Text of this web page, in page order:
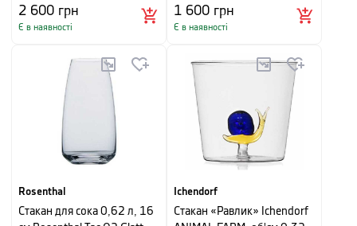
2 600 грн
Є в наявності
1 600 грн
Є в наявності
Rosenthal
Стакан для сока 0,62 л, 16
Ichendorf
Стакан «Равлик» Ichendorf